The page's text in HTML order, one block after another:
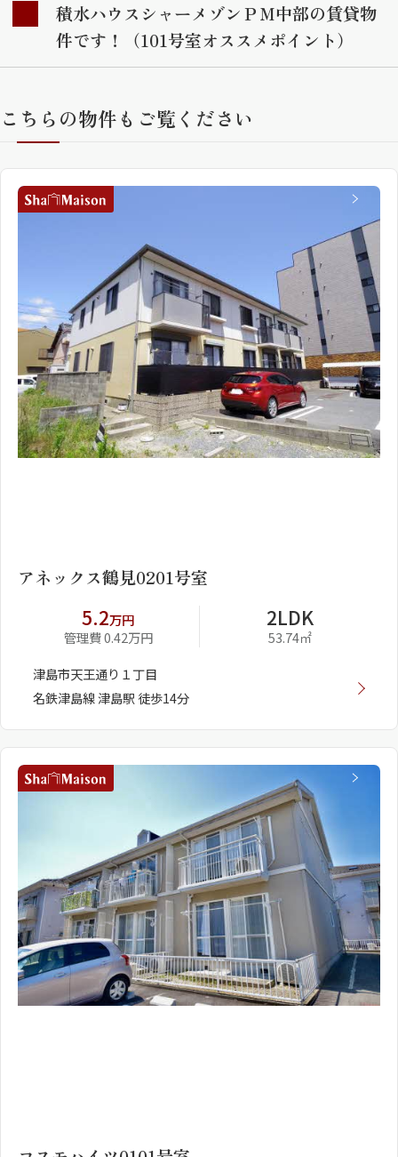
積水ハウスシャーメゾンＰＭ中部の賃貸物
件です！（101号室オススメポイント）
こちらの物件もご覧ください
アネックス鶴見0201号室
5.2万円
管理費 0.42万円
2LDK
53.74㎡
津島市天王通り１丁目
名鉄津島線 津島駅 徒歩14分